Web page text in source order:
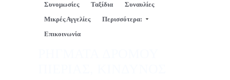
Συνομωσίες
Ταξίδια
Συναυλίες
Μικρές Αγγελίες
Περισσότερα:
Επικοινωνία